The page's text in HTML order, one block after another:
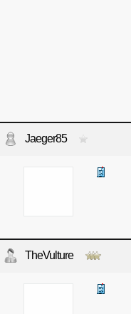
Jaeger85
TheVulture